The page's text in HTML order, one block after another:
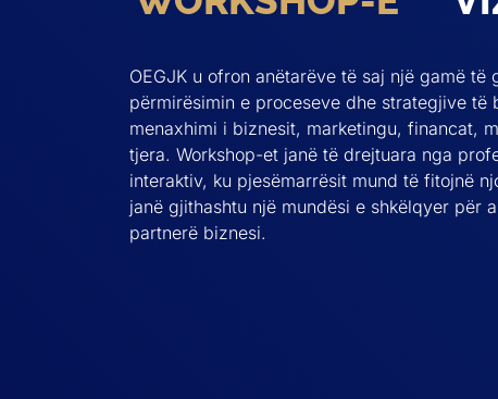
OEGJK u ofron anëtarëve të saj një gamë
përmirësimin e proceseve dhe strategjive
menaxhimi i biznesit, marketingu, financat,
tjera. Workshop-et janë të drejtuara nga
interaktiv, ku pjesëmarrësit mund të fitojnë
janë gjithashtu një mundësi e shkëlqyer për
partnerë biznesi.